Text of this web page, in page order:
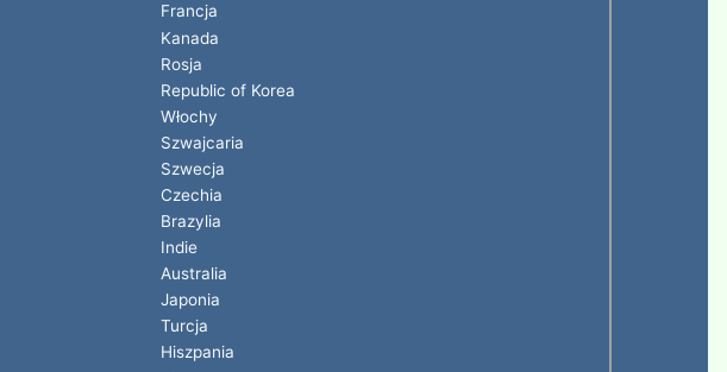
Francja
Kanada
Rosja
Republic of Korea
Włochy
Szwajcaria
Szwecja
Czechia
Brazylia
Indie
Australia
Japonia
Turcja
Hiszpania